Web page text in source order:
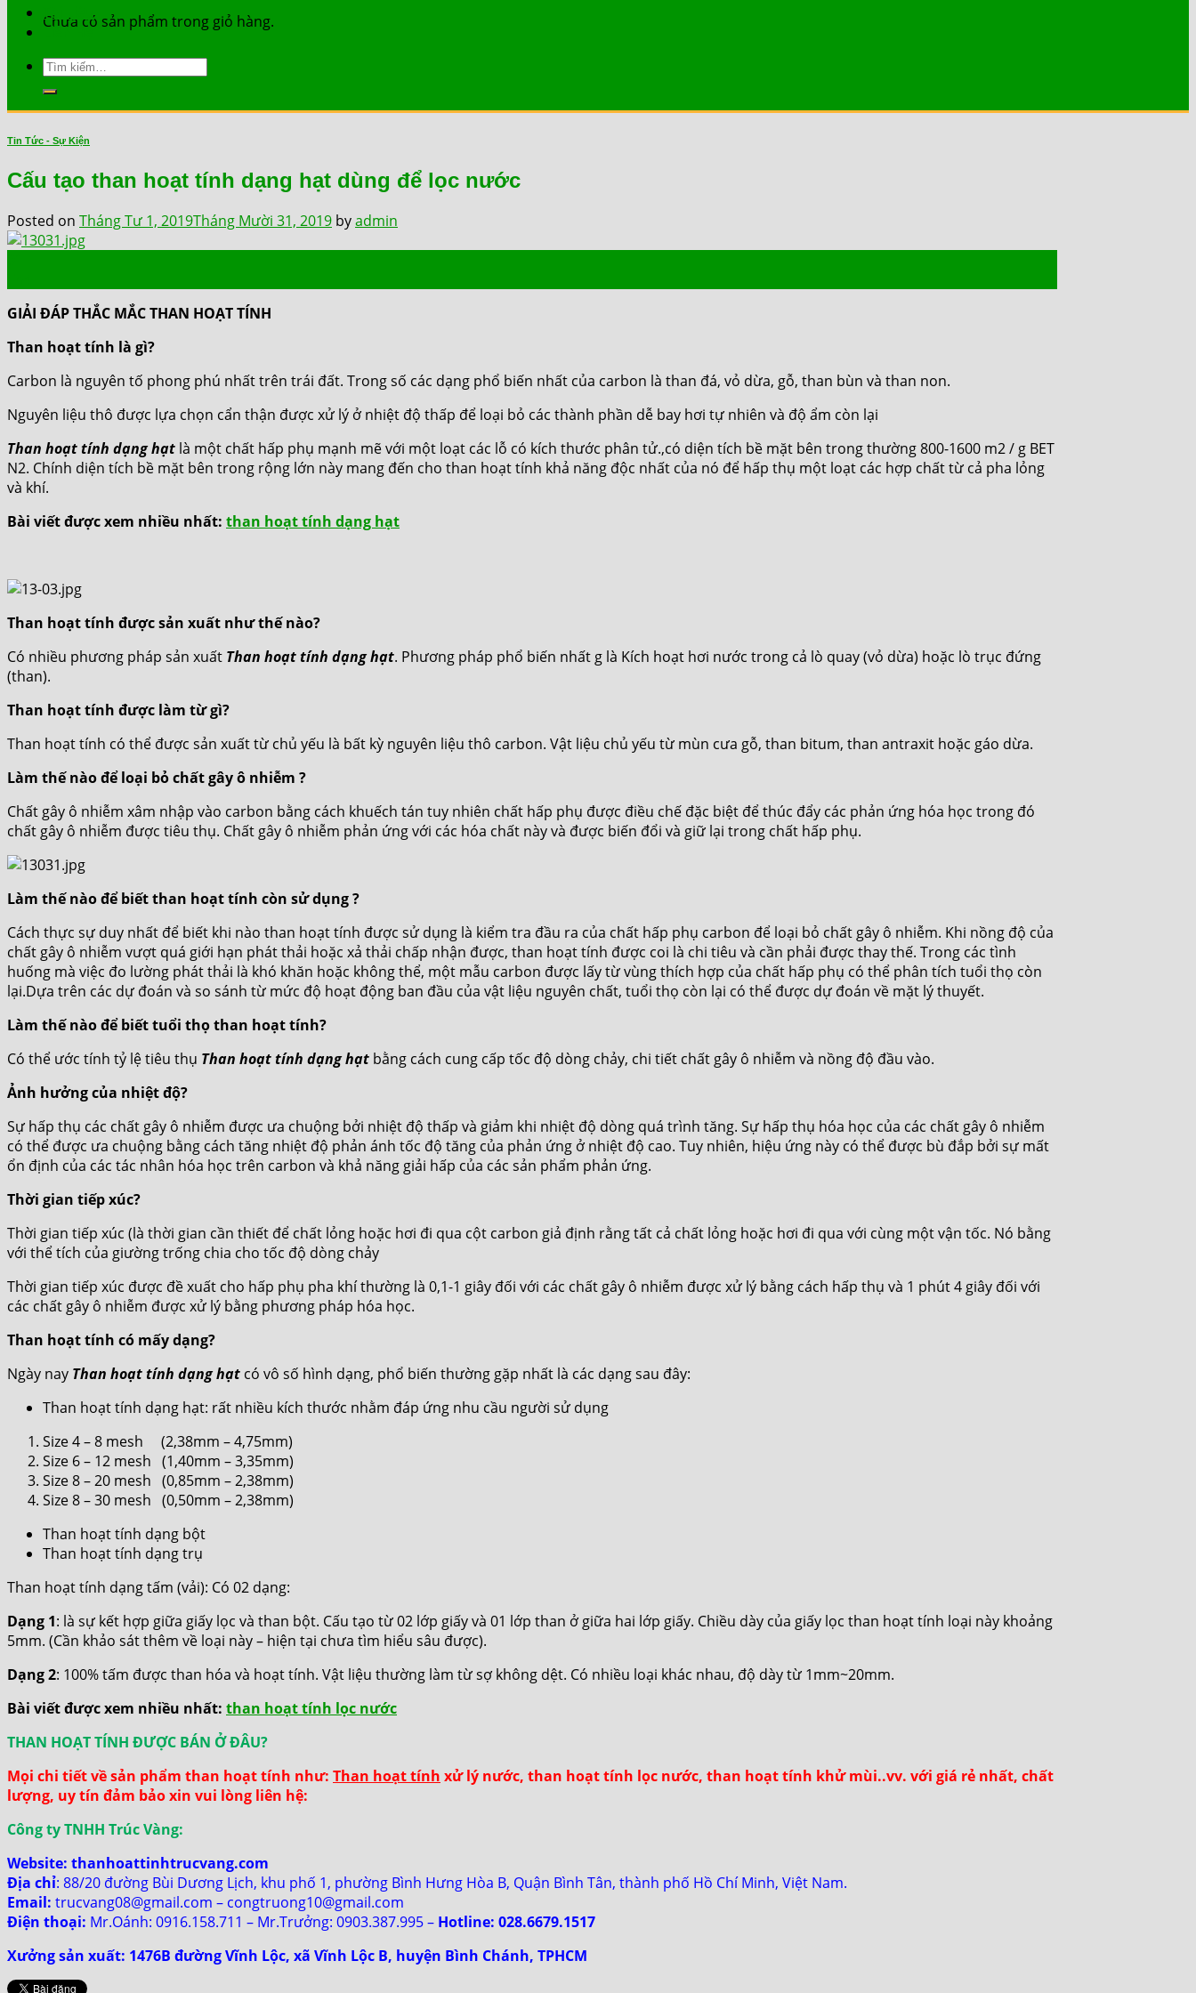
Chưa có sản phẩm trong giỏ hàng.
Tài Liệu
Liên Hệ
Tìm
kiếm:
Tin Tức - Sự Kiện
Cấu tạo than hoạt tính dạng hạt dùng để lọc nước
Posted on Tháng Tư 1, 2019Tháng Mười 31, 2019 byadmin
GIẢI ĐÁP THẮC MẮC THAN HOẠT TÍNH
Than hoạt tính là gì?
Carbon là nguyên tố phong phú nhất trên trái đất. Trong số các dạng phổ biến nhất của carbon là than đá, vỏ dừa, gỗ, than bùn và than non.
Nguyên liệu thô được lựa chọn cẩn thận được xử lý ở nhiệt độ thấp để loại bỏ các thành phần dễ bay hơi tự nhiên và độ ẩm còn lại
Than hoạt tính dạng hạt là một chất hấp phụ mạnh mẽ với một loạt các lỗ có kích thước phân tử.,có diện tích bề mặt bên trong thường 800-1600 m2 / g BET
N2. Chính diện tích bề mặt bên trong rộng lớn này mang đến cho than hoạt tính khả năng độc nhất của nó để hấp thụ một loạt các hợp chất từ ​​cả pha lỏng
và khí.
Bài viết được xem nhiều nhất: than hoạt tính dạng hạt
Than hoạt tính được sản xuất như thế nào?
Có nhiều phương pháp sản xuất Than hoạt tính dạng hạt. Phương pháp phổ biến nhất g là Kích hoạt hơi nước trong cả lò quay (vỏ dừa) hoặc lò trục đứng
(than).
Than hoạt tính được làm từ gì?
Than hoạt tính có thể được sản xuất từ ​​chủ yếu là bất kỳ nguyên liệu thô carbon. Vật liệu chủ yếu từ mùn cưa gỗ, than bitum, than antraxit hoặc gáo dừa.
Làm thế nào để loại bỏ chất gây ô nhiễm ?
Chất gây ô nhiễm xâm nhập vào carbon bằng cách khuếch tán tuy nhiên chất hấp phụ được điều chế đặc biệt để thúc đẩy các phản ứng hóa học trong đó
chất gây ô nhiễm được tiêu thụ. Chất gây ô nhiễm phản ứng với các hóa chất này và được biến đổi và giữ lại trong chất hấp phụ.
Làm thế nào để biết than hoạt tính còn sử dụng ?
Cách thực sự duy nhất để biết khi nào than hoạt tính được sử dụng là kiểm tra đầu ra của chất hấp phụ carbon để loại bỏ chất gây ô nhiễm. Khi nồng độ của
chất gây ô nhiễm vượt quá giới hạn phát thải hoặc xả thải chấp nhận được, than hoạt tính được coi là chi tiêu và cần phải được thay thế. Trong các tình
huống mà việc đo lường phát thải là khó khăn hoặc không thể, một mẫu carbon được lấy từ vùng thích hợp của chất hấp phụ có thể phân tích tuổi thọ còn
lại.Dựa trên các dự đoán và so sánh từ mức độ hoạt động ban đầu của vật liệu nguyên chất, tuổi thọ còn lại có thể được dự đoán về mặt lý thuyết.
Làm thế nào để biết tuổi thọ than hoạt tính?
Có thể ước tính tỷ lệ tiêu thụ Than hoạt tính dạng hạt bằng cách cung cấp tốc độ dòng chảy, chi tiết chất gây ô nhiễm và nồng độ đầu vào.
Ảnh hưởng của nhiệt độ?
Sự hấp thụ các chất gây ô nhiễm được ưa chuộng bởi nhiệt độ thấp và giảm khi nhiệt độ dòng quá trình tăng. Sự hấp thụ hóa học của các chất gây ô nhiễm
có thể được ưa chuộng bằng cách tăng nhiệt độ phản ánh tốc độ tăng của phản ứng ở nhiệt độ cao. Tuy nhiên, hiệu ứng này có thể được bù đắp bởi sự mất
ổn định của các tác nhân hóa học trên carbon và khả năng giải hấp của các sản phẩm phản ứng.
Thời gian tiếp xúc?
Thời gian tiếp xúc (là thời gian cần thiết để chất lỏng hoặc hơi đi qua cột carbon giả định rằng tất cả chất lỏng hoặc hơi đi qua với cùng một vận tốc. Nó bằng
với thể tích của giường trống chia cho tốc độ dòng chảy
Thời gian tiếp xúc được đề xuất cho hấp phụ pha khí thường là 0,1-1 giây đối với các chất gây ô nhiễm được xử lý bằng cách hấp thụ và 1 phút 4 giây đối với
các chất gây ô nhiễm được xử lý bằng phương pháp hóa học.
Than hoạt tính có mấy dạng?
Ngày nay Than hoạt tính dạng hạt có vô số hình dạng, phổ biến thường gặp nhất là các dạng sau đây:
Than hoạt tính dạng hạt: rất nhiều kích thước nhằm đáp ứng nhu cầu người sử dụng
Size 4 – 8 mesh (2,38mm – 4,75mm)
Size 6 – 12 mesh (1,40mm – 3,35mm)
Size 8 – 20 mesh (0,85mm – 2,38mm)
Size 8 – 30 mesh (0,50mm – 2,38mm)
Than hoạt tính dạng bột
Than hoạt tính dạng trụ
Than hoạt tính dạng tấm (vải): Có 02 dạng:
Dạng 1: là sự kết hợp giữa giấy lọc và than bột. Cấu tạo từ 02 lớp giấy và 01 lớp than ở giữa hai lớp giấy. Chiều dày của giấy lọc than hoạt tính loại này khoảng
5mm. (Cần khảo sát thêm về loại này – hiện tại chưa tìm hiểu sâu được).
Dạng 2: 100% tấm được than hóa và hoạt tính. Vật liệu thường làm từ sợ không dệt. Có nhiều loại khác nhau, độ dày từ 1mm~20mm.
Bài viết được xem nhiều nhất: than hoạt tính lọc nước
THAN HOẠT TÍNH ĐƯỢC BÁN Ở ĐÂU?
Mọi chi tiết về sản phẩm than hoạt tính như: Than hoạt tính xử lý nước, than hoạt tính lọc nước, than hoạt tính khử mùi..vv. với giá rẻ nhất, chất
lượng, uy tín đảm bảo xin vui lòng liên hệ:
Công ty TNHH Trúc Vàng:
Website: thanhoattinhtrucvang.com
Địa chỉ: 88/20 đường Bùi Dương Lịch, khu phố 1, phường Bình Hưng Hòa B, Quận Bình Tân, thành phố Hồ Chí Minh, Việt Nam.
Email: trucvang08@gmail.com – congtruong10@gmail.com
Điện thoại: Mr.Oánh: 0916.158.711 – Mr.Trưởng: 0903.387.995 – Hotline: 028.6679.1517
Xưởng sản xuất: 1476B đường Vĩnh Lộc, xã Vĩnh Lộc B, huyện Bình Chánh, TPHCM